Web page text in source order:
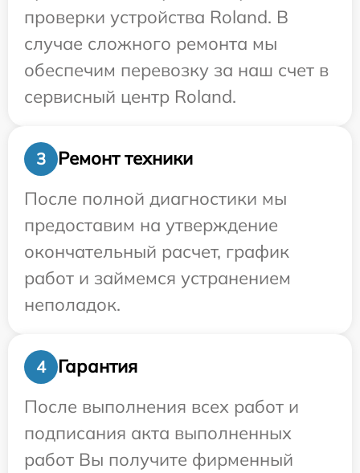
проверки устройства Roland. В
случае сложного ремонта мы
обеспечим перевозку за наш счет в
сервисный центр Roland.
3
Ремонт техники
После полной диагностики мы
предоставим на утверждение
окончательный расчет, график
работ и займемся устранением
неполадок.
4
Гарантия
После выполнения всех работ и
подписания акта выполненных
работ Вы получите фирменный